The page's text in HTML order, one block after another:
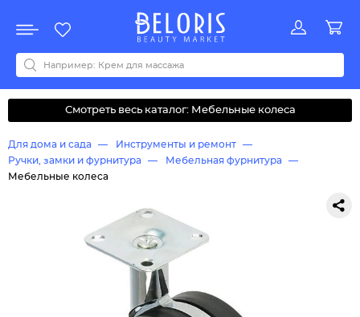
Акции
Все бренды
0-9ABCDEFGHIJKLMNOPQRSTUVWYZАБВДЗИМОКЛНПРСТУФ
Смотреть весь каталог: Мебельные колеса
Для дома и сада
Инструменты и ремонт
Ручки, замки и фурнитура
Мебельная фурнитура
Мебельные колеса